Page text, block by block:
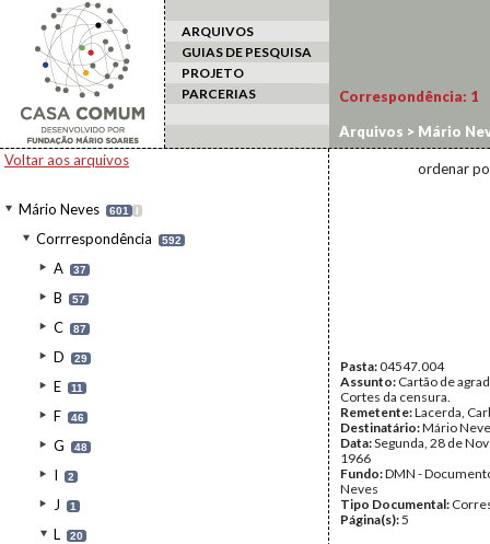
ARQUIVOS
GUIAS DE PESQUISA
PROJETO
PARCERIAS
Voltar aos arquivos
Mário Neves 601 I
Corrrespondência 592
A 37
B 57
C 87
D 29
E 11
F 46
G 48
I 2
J 1
L 20
Correspondência: 1
Arquivos > Mário
ordenar
Pasta:04547.004
Assunto: Cartão de
Cortes da censura.
Remetente:Lacerda,
Destinatário:Mário
Data:Segunda, 28 de
1966
Fundo:DMN -
Neves
Tipo Documental:
Página(s):5